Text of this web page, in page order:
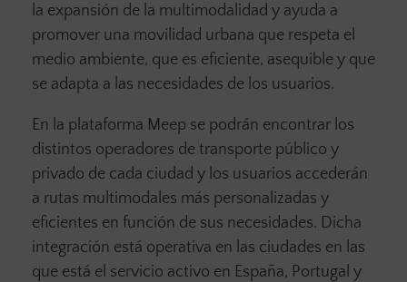
la expansión de la multimodalidad y ayuda a
promover una movilidad urbana que respeta el
medio ambiente, que es eficiente, asequible y que
se adapta a las necesidades de los usuarios.
En la plataforma Meep se podrán encontrar los
distintos operadores de transporte público y
privado de cada ciudad y los usuarios accederán
a rutas multimodales más personalizadas y
eficientes en función de sus necesidades. Dicha
integración está operativa en las ciudades en las
que está el servicio activo en España, Portugal y